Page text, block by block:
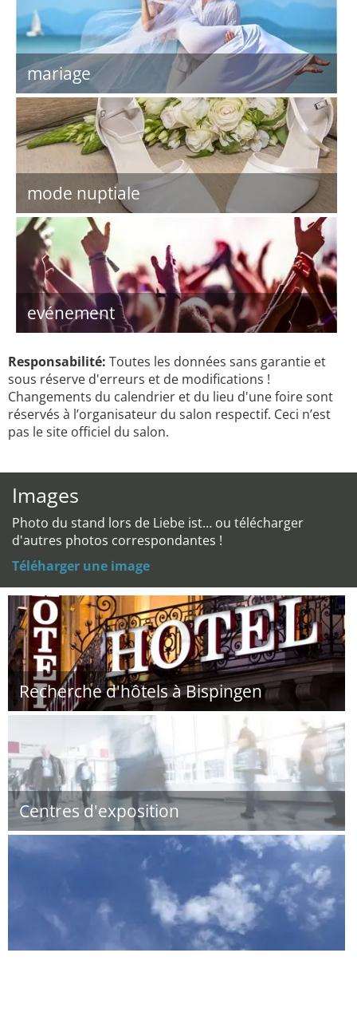
mariage
mode nuptiale
evénement
Responsabilité: Toutes les données sans garantie et
sous réserve d'erreurs et de modifications !
Changements du calendrier et du lieu d'une foire sont
réservés à l’organisateur du salon respectif. Ceci n’est
pas le site officiel du salon.
Images
Photo du stand lors de Liebe ist… ou télécharger
d'autres photos correspondantes !
Téléharger une image
Recherche d'hôtels à Bispingen
Centres d'exposition